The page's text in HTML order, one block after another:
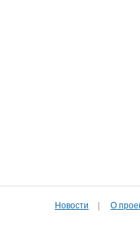
Новости О